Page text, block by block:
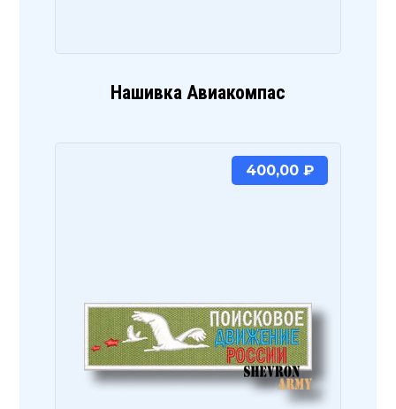
Нашивка Авиакомпас
400,00 ₽